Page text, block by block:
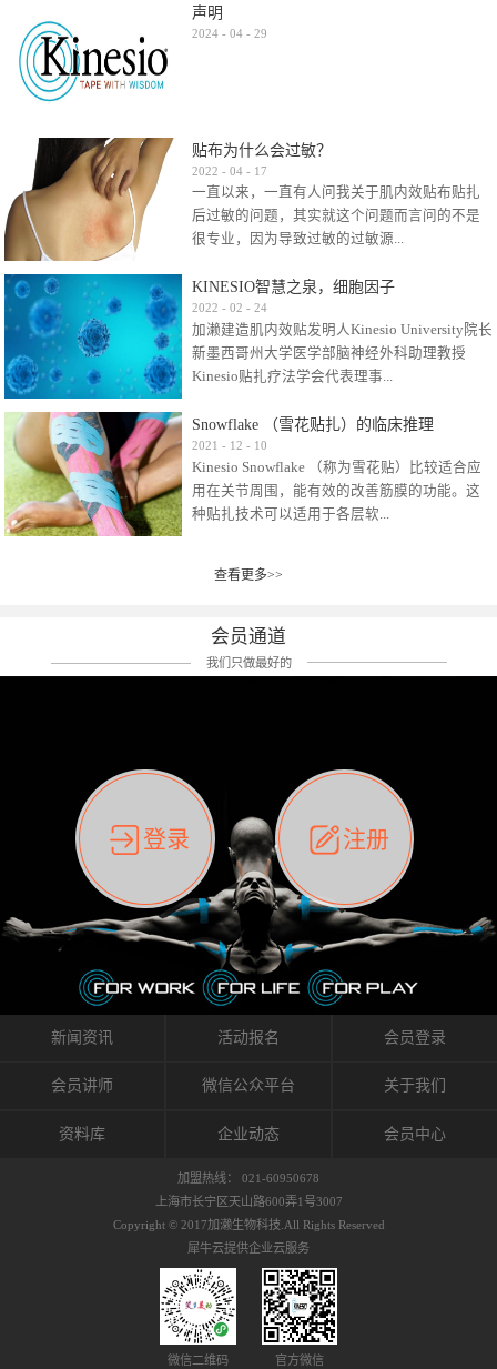
声明
2024 - 04 - 29
贴布为什么会过敏？
2022 - 04 - 17
一直以来，一直有人问我关于肌内效贴布贴扎
后过敏的问题，其实就这个问题而言问的不是
很专业，因为导致过敏的过敏源...
很多，比如试穿件衣服有时都会过敏，特定条
件下吃东西有时也会过敏，难道不吃不穿了？
其他品牌的在此我们不予评价，就KINESIO肌内
效贴布来说，40多年的研究开发制造肌内效贴
比如我本人，几乎天天接触KINESIO肌内效，无
论从皮肤适应性还是本人皮肤本身就不属于不
易过敏的那种，基本不会有过敏瘙痒的情况。
但是，当身体不适、休息不好、持续紧张等特
殊因素的影响下，有时还是会出现瘙痒过敏的
前后后居家近30天左右，感觉日子都日夜颠倒
痛影响走路。当天疼痛部贴了EDF和胃十字，膝
关节贴了半月板贴布。第2天第12肋部的EDF和
消失，贴布也没有出现进一步瘙痒过敏。而膝
关节的半月板贴布张力用的100%，但自始至终
它都很坚强的贴着，没有出现过任何瘙痒的迹
象。不同的条件下，同一个身体，不同的部位
皮肤的敏感度也有不同。因此我们KINESIO要做
的，是在研发生产过程中竭尽全力的降低致敏
性，减少贴布本身带来的致敏率。那到底是什
么原因引起的过敏瘙痒呢？我整理了以下内容
仅供大家参考，希望能给予大家帮助。首先我
们分析解剖下过敏的原因，然后简说一下
KINESIO贴布贴扎后预防应对。我把导致过敏的
原因，简单分为外因和内因。外因1，贴布贴布
括：1）面料的伸展率、回缩率、纤维的刺激
能会给皮肤带来过度的刺激，从而引起过敏瘙
KINESIO智慧之泉，细胞因子
2022 - 02 - 24
加濑建造肌内效贴发明人Kinesio University院长
新墨西哥州大学医学部脑神经外科助理教授
Kinesio贴扎疗法学会代表理事...
Kinesio Taping Association International
（KTAI）名誉会长 身体具有免疫、疼痛、细胞
破坏、发热、修复、增殖、再生等自然愈合能
力。 多作为细胞因子存在于皮肤表皮、真皮、
扎疗法）的效果是通过创造一个环境，使每种
以激发身体的自然愈合能力。 通常，药物会削
弱细胞因子的作用，单方面还会引起副作用的
症状。 与此相比，Kinesio肌内效贴创造了细
的控制仍有许多未知。 细胞因子是一种酵素，
各种各样的酵素起着适当的作用，为细胞创造
了适合居住的环境。 在现代医学上，这种细胞
因子是一种酶的观点往往被否定，但在体内有
有毒细菌和无毒细菌，它们起着保持身体平衡
的作用。 Kinesio肌内效贴不像药物那样在短时
间内表现出症状，而是通过花费时间创造一个
对身体没有伤害（副作用等）的环境来减轻症
状。 但是，由于营养、精神、运动的平衡被破
坏，各种细胞就会发生病态变化。 在一定的状
态下，细胞因子会自动捕捉异常，并在细胞之
间传递适当的修复信息。可以收集各自所需的
因子级联；细胞因子的连锁反应）。 如果这种
者甚至提供不需要的物质。 因此，身体所需的
自然愈合能力不仅不能发挥作用，反而会造成
恶化的环境。Kinesio肌内效贴的作用，就是解
决这些问题。 KinesioTaping ® （Kinesio贴扎
疗法）的概念是空（空间），动（流动），冷
（抑制热的上升），为了实现这些，贴布的质
作出来。 特别地，Kinesio Medical
Tappling®（Kinesio医疗贴扎）通过从皮肤表面
长时间给予适...
Snowflake （雪花贴扎）的临床推理
2021 - 12 - 10
Kinesio Snowflake （称为雪花贴）比较适合应
用在关节周围，能有效的改善筋膜的功能。这
种贴扎技术可以适用于各层软...
组织:肌肉，肌腱，韧带（主要围绕有问题的关
状，而是指贴布本身很重量，以及贴布刺激的
类型。贴布的应用充分利用了体内由间质液组
成的自然流体力学的流体层。这种轻微的刺激
间，还可以在单片贴布上提供支持和深度刺
激。通过对间质液的适当控制，可以连接皮下
筋膜，对关节进行非常轻柔的刺激，增加患部
的治疗区域。 snowflake“雪花”贴布不会妨碍皮
肤上下左右运动，有效的辅助修复关节周围组
织的筋膜。它可以作用于关节或肌肉表面，释
放压力，刺激深层筋膜。“雪花”贴扎疗法是一
种可以改变肌肉、筋膜和间质液之间自然流动
关系的方法。 间质液间质被称为人体的新器
官。研究人员认为，整个身体的网络是由坚韧
且柔软的蛋白质结构所支撑的相互连接的充满
流体的空间构成的。如果作为脏器，这是人体
最大的脏器，约占体重的20%（相比之下，皮
内流通，有助于细胞的再生和恢复。“1”“雪花”
周围进行轻柔的刺激，改善受影响的关节和肌
到辅助修复损伤组织的作用。对组织的营养供
膜，韧带和关节周围皮下组织的关节囊。 流
体力学理论加濑博士-Kinesio肌内效贴布的发明
人流体力学理论是以对日常生活产生反复影响
的纤细筋膜的性质为焦点。 筋膜容易受到外部
查看更多>>
会员通道
我们只做最好的
登录 注册
新闻资讯 活动报名 会员登录
会员讲师 微信公众平台 关于我们
资料库 企业动态 会员中心
加盟热线： 021-60950678
上海市长宁区天山路600弄1号3007
Copyright © 2017加濑生物科技.All Rights Reserved
犀牛云提供企业云服务
微信二维码 官方微信